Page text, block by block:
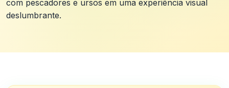
com pescadores e ursos em uma experiência visual
deslumbrante.